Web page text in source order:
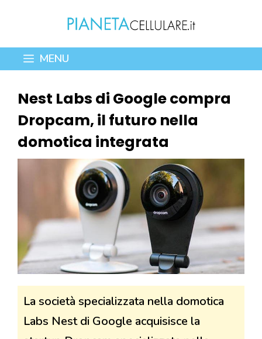
contenuto
MENU
Nest Labs di Google compra
Dropcam, il futuro nella
domotica integrata
La società specializzata nella domotica
Labs Nest di Google acquisisce la